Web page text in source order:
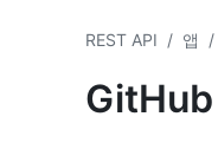
REST API / 앱 /
GitHub